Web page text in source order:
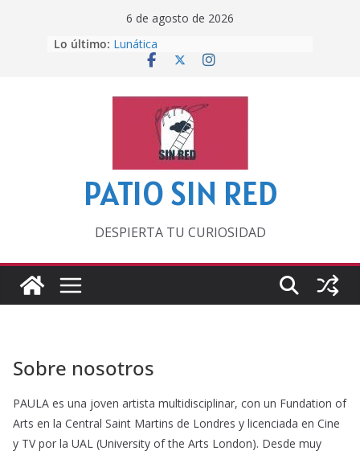
6 de agosto de 2026
Lo último: Lunática
Pero, hasta entonces…
‘La broma infinita’ de recomendar
lecturas veraniegas
Otra del Mundial
PATIO SIN RED
DESPIERTA TU CURIOSIDAD
Sobre nosotros
PAULA es una joven artista multidisciplinar, con un Fundation of
Arts en la Central Saint Martins de Londres y licenciada en Cine
y TV por la UAL (University of the Arts London). Desde muy